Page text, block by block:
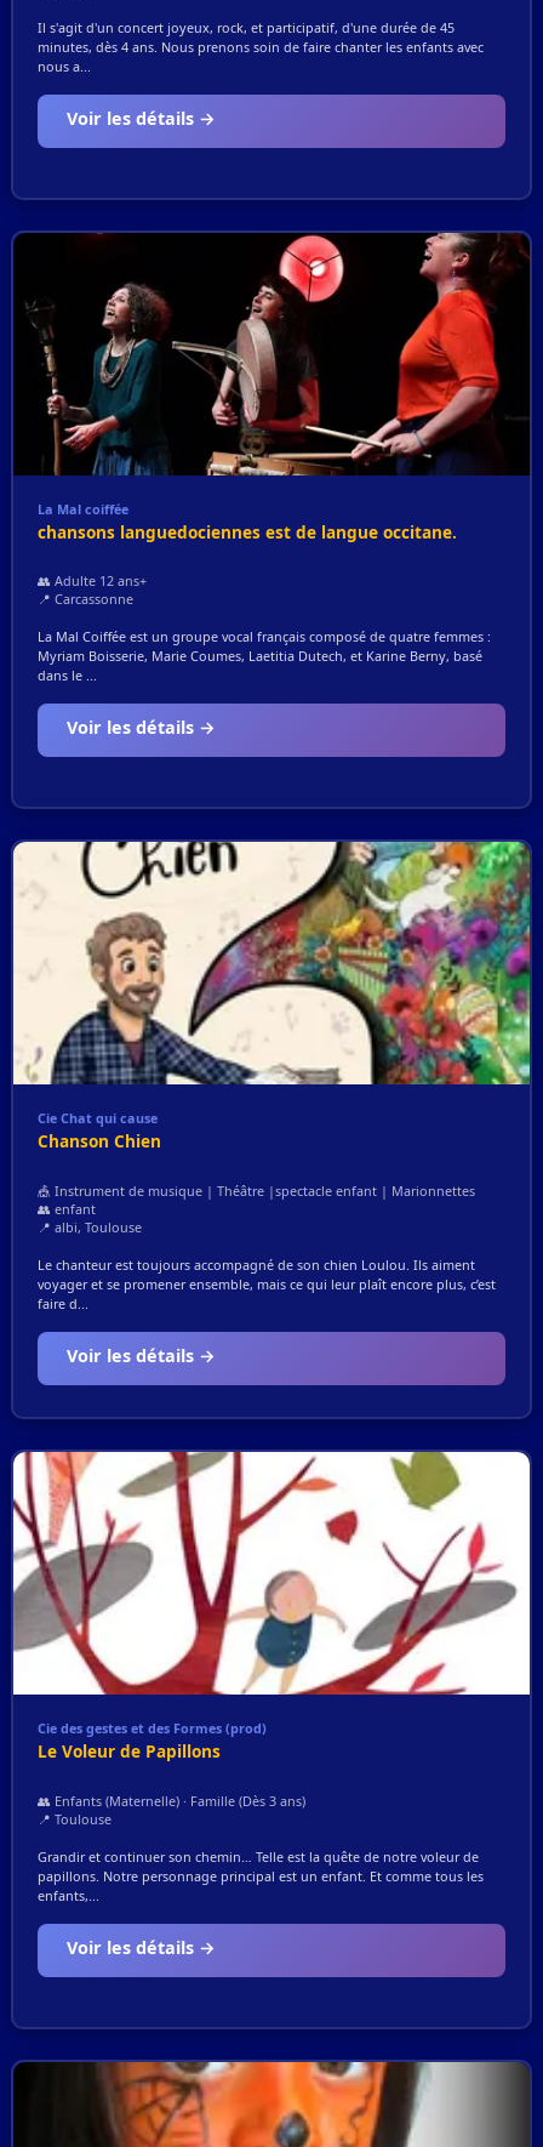
Il s'agit d'un concert joyeux, rock, et participatif, d'une durée de 45
minutes, dès 4 ans. Nous prenons soin de faire chanter les enfants avec
nous a...
Voir les détails →
La Mal coiffée
chansons languedociennes est de langue occitane.
👥 Adulte 12 ans+
📍 Carcassonne
La Mal Coiffée est un groupe vocal français composé de quatre femmes :
Myriam Boisserie, Marie Coumes, Laetitia Dutech, et Karine Berny, basé
dans le ...
Voir les détails →
Cie Chat qui cause
Chanson Chien
🎪 Instrument de musique | Théâtre |spectacle enfant | Marionnettes
👥 enfant
📍 albi, Toulouse
Le chanteur est toujours accompagné de son chien Loulou. Ils aiment
voyager et se promener ensemble, mais ce qui leur plaît encore plus, c’est
faire d...
Voir les détails →
Cie des gestes et des Formes (prod)
Le Voleur de Papillons
👥 Enfants (Maternelle) · Famille (Dès 3 ans)
📍 Toulouse
Grandir et continuer son chemin… Telle est la quête de notre voleur de
papillons. Notre personnage principal est un enfant. Et comme tous les
enfants,...
Voir les détails →